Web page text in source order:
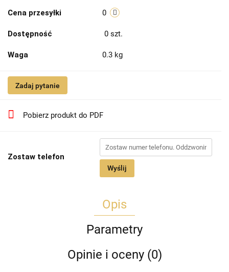
Cena przesyłki 0
Dostępność 0 szt.
Waga 0.3 kg
Zadaj pytanie
Pobierz produkt do PDF
Zostaw telefon
Wyślij
Opis
Parametry
Opinie i oceny (0)